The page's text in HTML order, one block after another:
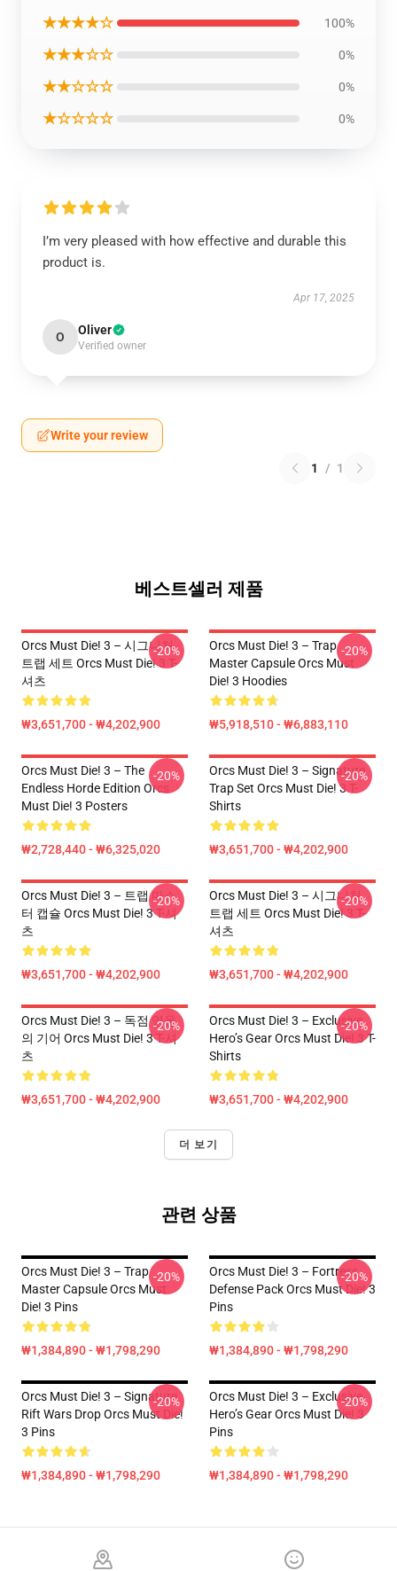
★★★★☆ 100%
★★★☆☆ 0%
★★☆☆☆ 0%
★☆☆☆☆ 0%
I’m very pleased with how effective and durable this
product is.
Apr 17, 2025
O Oliver
Verified owner
Write your review
1 / 1
베스트셀러 제품
Orcs Must Die! 3 – 시그니처
트랩 세트 Orcs Must Die! 3 T-
셔츠
₩3,651,700 - ₩4,202,900
-20%
Orcs Must Die! 3 – Trap
Master Capsule Orcs Must
Die! 3 Hoodies
₩5,918,510 - ₩6,883,110
-20%
Orcs Must Die! 3 – The
Endless Horde Edition Orcs
Must Die! 3 Posters
₩2,728,440 - ₩6,325,020
-20%
Orcs Must Die! 3 – Signature
Trap Set Orcs Must Die! 3 T-
Shirts
₩3,651,700 - ₩4,202,900
-20%
Orcs Must Die! 3 – 트랩 마스
터 캡슐 Orcs Must Die! 3 T-셔
츠
₩3,651,700 - ₩4,202,900
-20%
Orcs Must Die! 3 – 시그니처
트랩 세트 Orcs Must Die! 3 T-
셔츠
₩3,651,700 - ₩4,202,900
-20%
Orcs Must Die! 3 – 독점 영웅
의 기어 Orcs Must Die! 3 T-셔
츠
₩3,651,700 - ₩4,202,900
-20%
Orcs Must Die! 3 – Exclusive
Hero’s Gear Orcs Must Die! 3 T-
Shirts
₩3,651,700 - ₩4,202,900
-20%
더 보기
관련 상품
Orcs Must Die! 3 – Trap
Master Capsule Orcs Must
Die! 3 Pins
₩1,384,890 - ₩1,798,290
-20%
Orcs Must Die! 3 – Fortress
Defense Pack Orcs Must Die! 3
Pins
₩1,384,890 - ₩1,798,290
-20%
Orcs Must Die! 3 – Signature
Rift Wars Drop Orcs Must Die!
3 Pins
₩1,384,890 - ₩1,798,290
-20%
Orcs Must Die! 3 – Exclusive
Hero’s Gear Orcs Must Die! 3
Pins
₩1,384,890 - ₩1,798,290
-20%